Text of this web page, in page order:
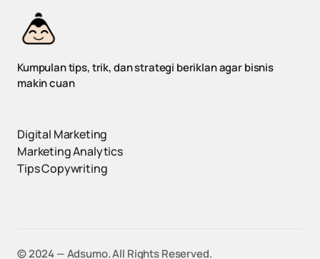
Kumpulan tips, trik, dan strategi beriklan agar bisnis
makin cuan
Digital Marketing
Marketing Analytics
Tips Copywriting
©️ 2024 — Adsumo. All Rights Reserved.